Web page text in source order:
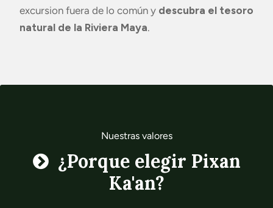
excursion fuera de lo común y descubra el tesoro
natural de la Riviera Maya.
Nuestras valores
¿Porque elegir Pixan
Ka'an?